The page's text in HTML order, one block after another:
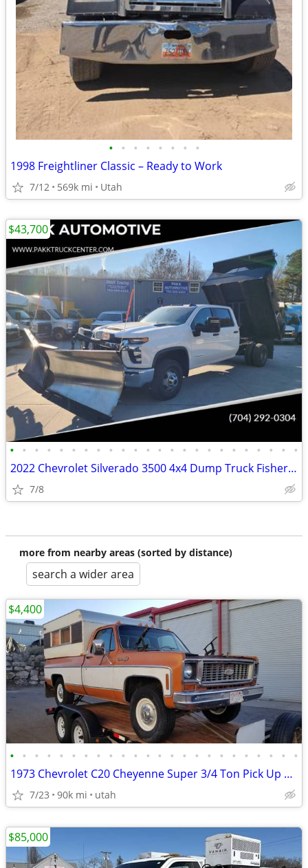
• • • • • • • •
1998 Freightliner Classic – Ready to Work
7/12 569k mi Utah
• • • • • • • • • • • • • • • • • • • • • • • •
2022 Chevrolet Silverado 3500 4x4 Dump Truck Fisher Snow Plow Package
7/8
$43,700
more from nearby areas (sorted by distance)
search a wider area
• • • • • • • • • • • • • • • • • • • • • • • •
1973 Chevrolet C20 Cheyenne Super 3/4 Ton Pick Up Truck
7/23 90k mi utah
$4,400
$85,000